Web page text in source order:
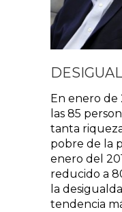
En enero de
las 85
tanta
pobre de la
enero del
reducido a
la
tendencia